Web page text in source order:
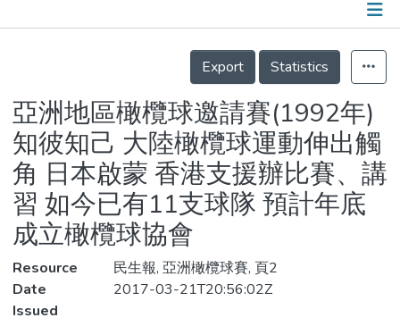
Statistics
Details
Export
Statistics
亞洲地區橄欖球邀請賽(1992年)
知彼知己 大陸橄欖球運動伸出觸
角 日本啟蒙 香港支援辦比賽、講
習 如今已有11支球隊 預計年底
成立橄欖球協會
Resource
民生報, 亞洲橄欖球賽, 頁2
Date
Issued
2017-03-21T20:56:02Z